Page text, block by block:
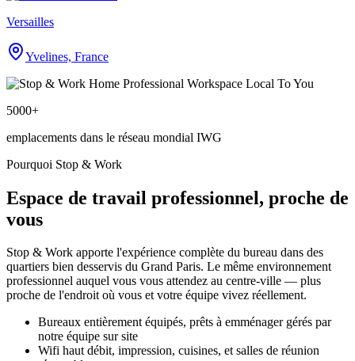
Versailles
Yvelines, France
5000+
emplacements dans le réseau mondial IWG
Pourquoi Stop & Work
Espace de travail professionnel, proche de
vous
Stop & Work apporte l'expérience complète du bureau dans des
quartiers bien desservis du Grand Paris. Le même environnement
professionnel auquel vous vous attendez au centre-ville — plus
proche de l'endroit où vous et votre équipe vivez réellement.
Bureaux entièrement équipés, prêts à emménager gérés par
notre équipe sur site
Wifi haut débit, impression, cuisines, et salles de réunion